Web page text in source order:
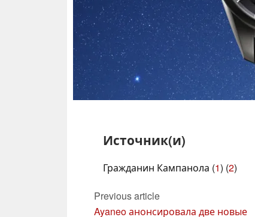
Источник(и)
Гражданин Кампанола (1) (2)
Previous article
Ayaneo анонсировала две новые